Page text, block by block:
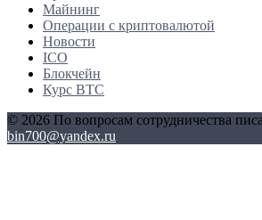
Майнинг
Операции с криптовалютой
Новости
ICO
Блокчейн
Курс BTC
© 2026 По вопросам сотрудничества
bin700@yandex.ru